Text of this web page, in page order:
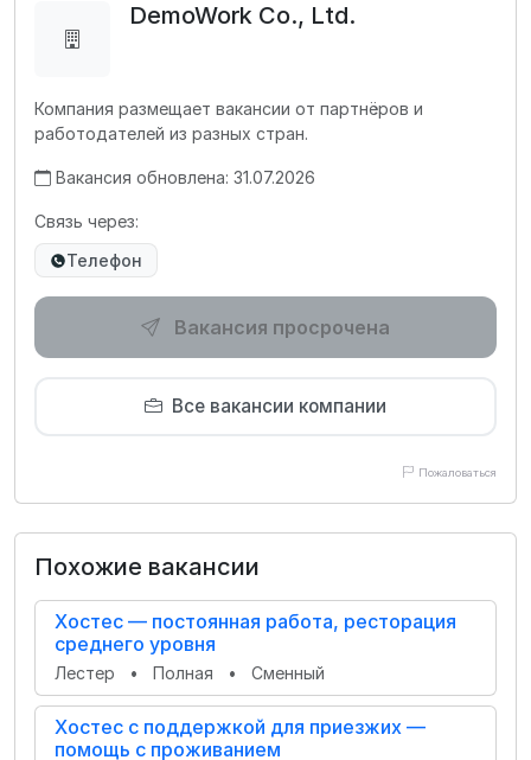
DemoWork Co., Ltd.
Компания размещает вакансии от партнёров и
работодателей из разных стран.
Вакансия обновлена: 31.07.2026
Связь через:
Телефон
Вакансия просрочена
Все вакансии компании
Пожаловаться
Похожие вакансии
Хостес — постоянная работа, ресторация
среднего уровня
Лестер • Полная • Сменный
Хостес с поддержкой для приезжих —
помощь с проживанием